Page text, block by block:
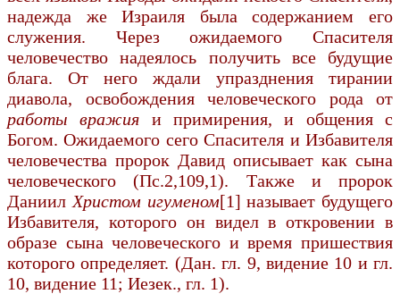
надежда же Израиля была содержанием его
служения. Через ожидаемого Спасителя
человечество надеялось получить все будущие
блага. От него ждали упразднения тирании
диавола, освобождения человеческого рода от
работы вражия и примирения, и общения с
Богом. Ожидаемого сего Спаси­теля и Избавителя
человечества пророк Давид описывает как сына
человеческого (Пс.2,109,1). Также и пророк
Даниил Христом игуменом[1] называет будущего
Избавителя, которого он видел в откровении в
образе сына человеческого и время пришествия
которого определяет. (Дан. гл. 9, видение 10 и гл.
10, видение 11; Иезек., гл. 1).